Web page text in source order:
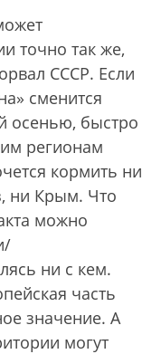
точно так же,
СССР. Если
сменится
осенью, быстро
регионам
кормить ни
ни Крым. Что
можно
ни с кем.
часть
значение. А
могут